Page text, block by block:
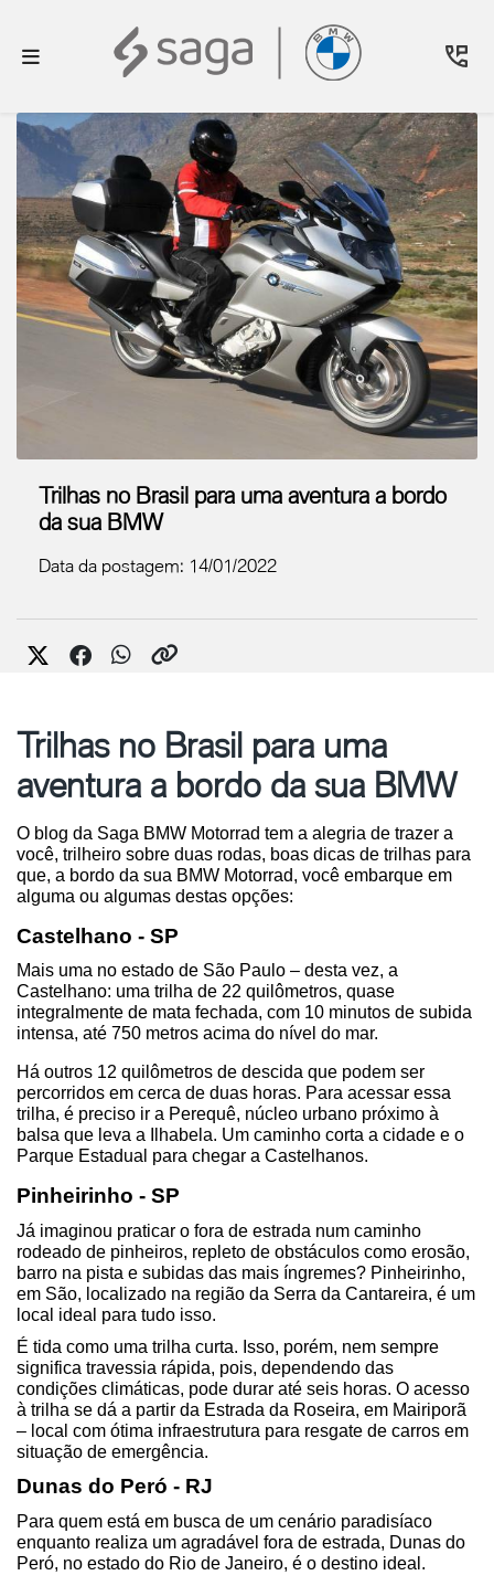
Trilhas no Brasil para uma aventura a bordo
da sua BMW
Data da postagem: 14/01/2022
Trilhas no Brasil para uma
aventura a bordo da sua BMW
O blog da Saga BMW Motorrad tem a alegria de trazer a
você, trilheiro sobre duas rodas, boas dicas de trilhas para
que, a bordo da sua BMW Motorrad, você embarque em
alguma ou algumas destas opções:
Castelhano - SP
Mais uma no estado de São Paulo – desta vez, a
Castelhano: uma trilha de 22 quilômetros, quase
integralmente de mata fechada, com 10 minutos de subida
intensa, até 750 metros acima do nível do mar.
Há outros 12 quilômetros de descida que podem ser
percorridos em cerca de duas horas. Para acessar essa
trilha, é preciso ir a Perequê, núcleo urbano próximo à
balsa que leva a Ilhabela. Um caminho corta a cidade e o
Parque Estadual para chegar a Castelhanos.
Pinheirinho - SP
Já imaginou praticar o fora de estrada num caminho
rodeado de pinheiros, repleto de obstáculos como erosão,
barro na pista e subidas das mais íngremes? Pinheirinho,
em São, localizado na região da Serra da Cantareira, é um
local ideal para tudo isso.
É tida como uma trilha curta. Isso, porém, nem sempre
significa travessia rápida, pois, dependendo das
condições climáticas, pode durar até seis horas. O acesso
à trilha se dá a partir da Estrada da Roseira, em Mairiporã
– local com ótima infraestrutura para resgate de carros em
situação de emergência.
Dunas do Peró - RJ
Para quem está em busca de um cenário paradisíaco
enquanto realiza um agradável fora de estrada, Dunas do
Peró, no estado do Rio de Janeiro, é o destino ideal.